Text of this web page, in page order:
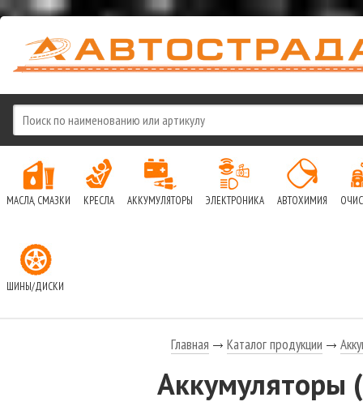
МАСЛА, СМАЗКИ КРЕСЛА АККУМУЛЯТОРЫ ЭЛЕКТРОНИКА АВТОХИМИЯ
ШИНЫ/ДИСКИ
Главная Каталог продукции
Аккумуляторы